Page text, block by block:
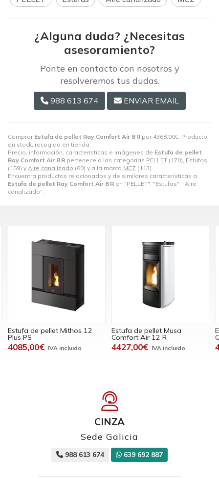
Comprar Estufa de pellet Ray Comfort Air 8 R por 4368,00€ . Producto
en stock, recogida en tienda.
Precio, información, características e imágenes de Estufa de pellet
Ray Comfort Air 8 R pertenece a las categorías PELLET (170), Estufas
(159) y Aire canalizado (60) y a la marca MCZ (113).
Encuentra productos relacionados y de similares características a
Estufa de pellet Ray Comfort Air 8 R en "PELLET", "Estufas", "Aire
canalizado".
¿Alguna duda? ¿Necesitas
asesoramiento?
Ponte en contacto con nosotros y
resolveremos tus dudas.
988 613 674 ENVIAR EMAIL
Estufa de pellet Mithos 12
Plus PS
4085,00€
Estufa de pellet Musa
Comfort Air 12 R
4427,00€
CINZA
Sede Galicia
988 613 674 639 692 887